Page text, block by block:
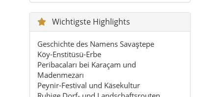
Wichtigste Highlights
Geschichte des Namens Savaştepe
Köy-Enstitüsü-Erbe
Peribacaları bei Karaçam und
Madenmezarı
Peynir-Festival und Käsekultur